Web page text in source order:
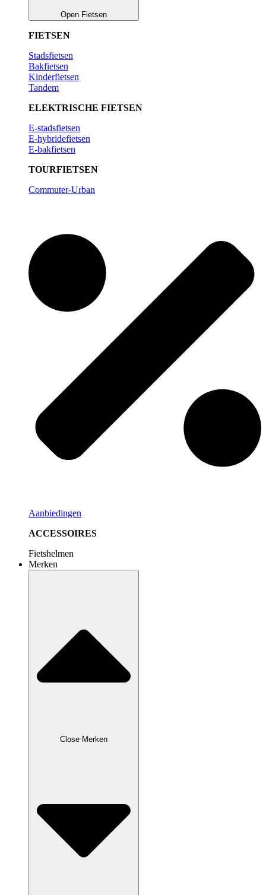
Open Fietsen
FIETSEN
Stadsfietsen
Bakfietsen
Kinderfietsen
Tandem
ELEKTRISCHE FIETSEN
E-stadsfietsen
E-hybridefietsen
E-bakfietsen
TOURFIETSEN
Commuter-Urban
Aanbiedingen
ACCESSOIRES
Fietshelmen
Merken
Close Merken